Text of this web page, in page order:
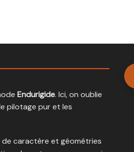
Endurigide. Ici, on oublie
pilotage pur et les
de caractère et géométries